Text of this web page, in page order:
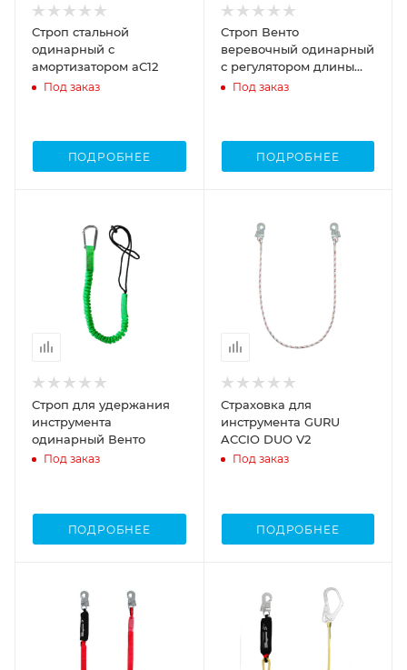
Строп стальной
одинарный с
амортизатором аС12
Под заказ
ПОДРОБНЕЕ
Строп Венто
веревочный одинарный
с регулятором длины
ползункового типа В11у
Под заказ
ПОДРОБНЕЕ
Строп для удержания
инструмента
одинарный Венто
Под заказ
ПОДРОБНЕЕ
Страховка для
инструмента GURU
ACCIO DUO V2
Под заказ
ПОДРОБНЕЕ